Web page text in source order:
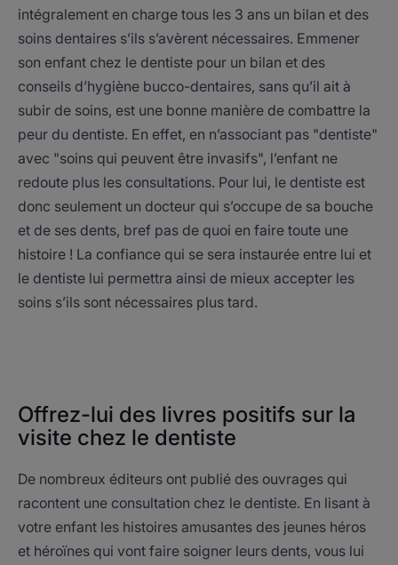
intégralement en charge tous les 3 ans un bilan et des
soins dentaires s’ils s’avèrent nécessaires. Emmener
son enfant chez le dentiste pour un bilan et des
conseils d’hygiène bucco-dentaires, sans qu’il ait à
subir de soins, est une bonne manière de combattre la
peur du dentiste. En effet, en n’associant pas "dentiste"
avec "soins qui peuvent être invasifs", l’enfant ne
redoute plus les consultations. Pour lui, le dentiste est
donc seulement un docteur qui s’occupe de sa bouche
et de ses dents, bref pas de quoi en faire toute une
histoire ! La confiance qui se sera instaurée entre lui et
le dentiste lui permettra ainsi de mieux accepter les
soins s’ils sont nécessaires plus tard.
Offrez-lui des livres positifs sur la
visite chez le dentiste
De nombreux éditeurs ont publié des ouvrages qui
racontent une consultation chez le dentiste. En lisant à
votre enfant les histoires amusantes des jeunes héros
et héroïnes qui vont faire soigner leurs dents, vous lui